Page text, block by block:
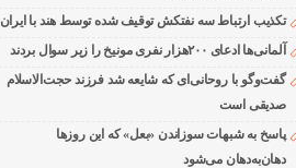
تکذیب ارتباط سه نفتکش توقیف شده توسط هند با ایران
آلمانی‌ها ادعای ۲۰۰هزار نفری مونیخ را زیر سوال بردند
گفت‌وگو با روحانی‌ای که شایعه شد فرزند حجت‌الاسلام
صدیقی است
پاسخ به شبهات سوزاندن «بعل» که این روزها
دهان‌به‌دهان می‌شود